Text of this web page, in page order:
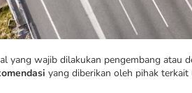
yang wajib dilakukan pengembang atau
yang diberikan oleh pihak